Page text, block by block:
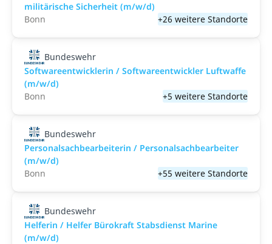
militärische Sicherheit (m/w/d)
Bonn
+26 weitere Standorte
Bundeswehr
Softwareentwicklerin / Softwareentwickler Luftwaffe
(m/w/d)
Bonn
+5 weitere Standorte
Bundeswehr
Personalsachbearbeiterin / Personalsachbearbeiter
(m/w/d)
Bonn
+55 weitere Standorte
Bundeswehr
Helferin / Helfer Bürokraft Stabsdienst Marine
(m/w/d)